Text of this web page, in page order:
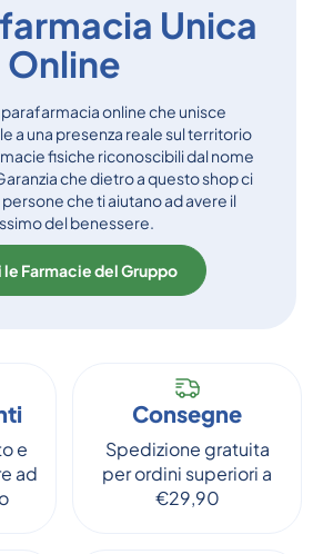
Unica
Online
online che unisce
a una presenza reale sul territorio
fisiche riconoscibili dal nome
che dietro a questo shop ci
che ti aiutano ad avere il
del benessere.
Farmacie del Gruppo
e
ad
Consegne
Spedizione gratuita
per ordini superiori a
€29,90